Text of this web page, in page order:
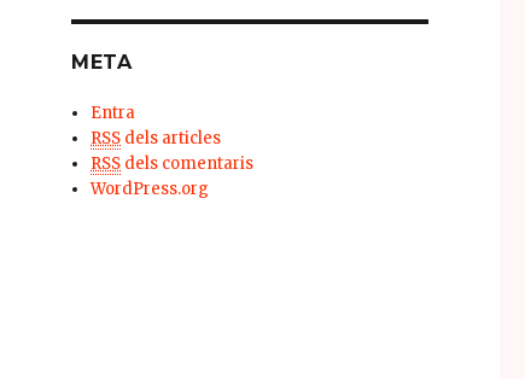
META
Entra
RSS dels articles
RSS dels comentaris
WordPress.org